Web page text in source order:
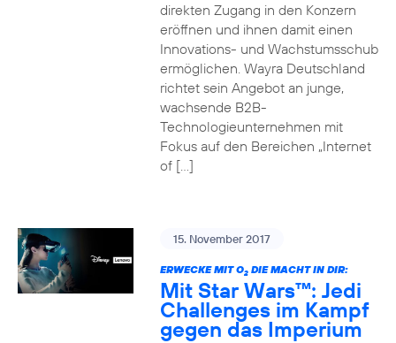
direkten Zugang in den Konzern
eröffnen und ihnen damit einen
Innovations- und Wachstumsschub
ermöglichen. Wayra Deutschland
richtet sein Angebot an junge,
wachsende B2B-
Technologieunternehmen mit
Fokus auf den Bereichen „Internet
of […]
15. November 2017
ERWECKE MIT O2DIE MACHT IN DIR:
Mit Star Wars™: Jedi
Challenges im Kampf
gegen das Imperium